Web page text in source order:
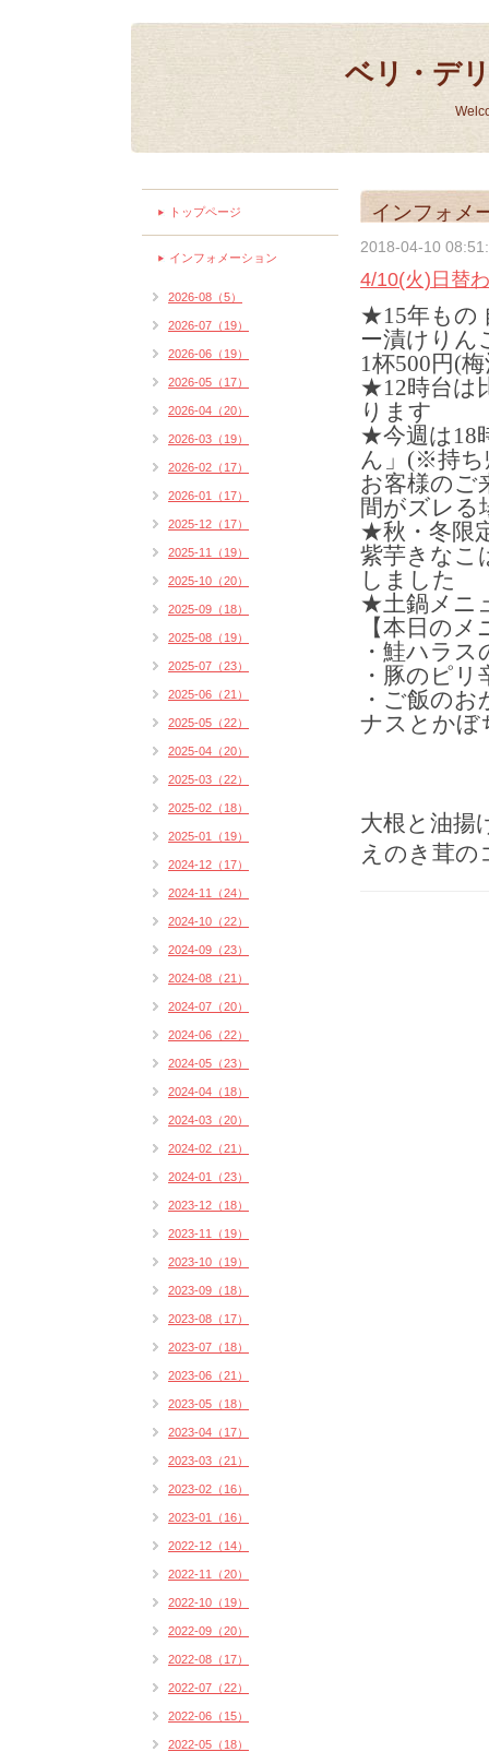
ベリ・デ
インフォメ
2018-04-10
4/10(火)日替
★15年もの
ー漬けりん
1杯500円(
★12時台は
ります
★今週は18
ん」(※持ち
お客様のご
間がズレる
★秋・冬限
紫芋きなこ
しました
★土鍋メニ
【本日の
・鮭ハラ
・豚のピ
・ご飯の
ナスとかぼ
大根と油揚
えのき茸の
トップページ
インフォメーション
2026-08（5）
2026-07（19）
2026-06（19）
2026-05（17）
2026-04（20）
2026-03（19）
2026-02（17）
2026-01（17）
2025-12（17）
2025-11（19）
2025-10（20）
2025-09（18）
2025-08（19）
2025-07（23）
2025-06（21）
2025-05（22）
2025-04（20）
2025-03（22）
2025-02（18）
2025-01（19）
2024-12（17）
2024-11（24）
2024-10（22）
2024-09（23）
2024-08（21）
2024-07（20）
2024-06（22）
2024-05（23）
2024-04（18）
2024-03（20）
2024-02（21）
2024-01（23）
2023-12（18）
2023-11（19）
2023-10（19）
2023-09（18）
2023-08（17）
2023-07（18）
2023-06（21）
2023-05（18）
2023-04（17）
2023-03（21）
2023-02（16）
2023-01（16）
2022-12（14）
2022-11（20）
2022-10（19）
2022-09（20）
2022-08（17）
2022-07（22）
2022-06（15）
2022-05（18）